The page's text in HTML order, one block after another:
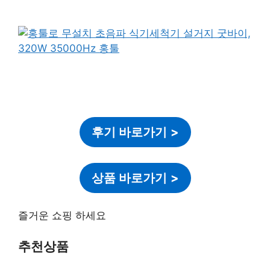
후기 바로가기 >
상품 바로가기 >
즐거운 쇼핑 하세요
추천상품